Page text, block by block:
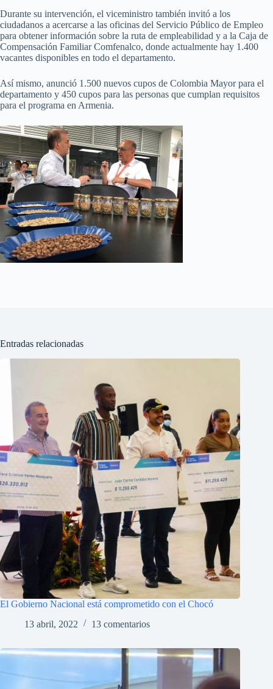
Durante su intervención, el viceministro también invitó a los
ciudadanos a acercarse a las oficinas del Servicio Público de Empleo
para obtener información sobre la ruta de empleabilidad y a la Caja de
Compensación Familiar Comfenalco, donde actualmente hay 1.400
vacantes disponibles en todo el departamento.
Así mismo, anunció 1.500 nuevos cupos de Colombia Mayor para el
departamento y 450 cupos para las personas que cumplan requisitos
para el programa en Armenia.
Entradas relacionadas
El Gobierno Nacional está comprometido con el Chocó
13 abril, 2022
13 comentarios